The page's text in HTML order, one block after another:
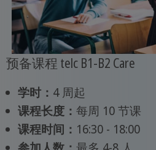
预备课程 telc B1-B2 Care
学时： 4 周起
课程长度： 每周 10 节课
课程时间： 16:30 - 18:00